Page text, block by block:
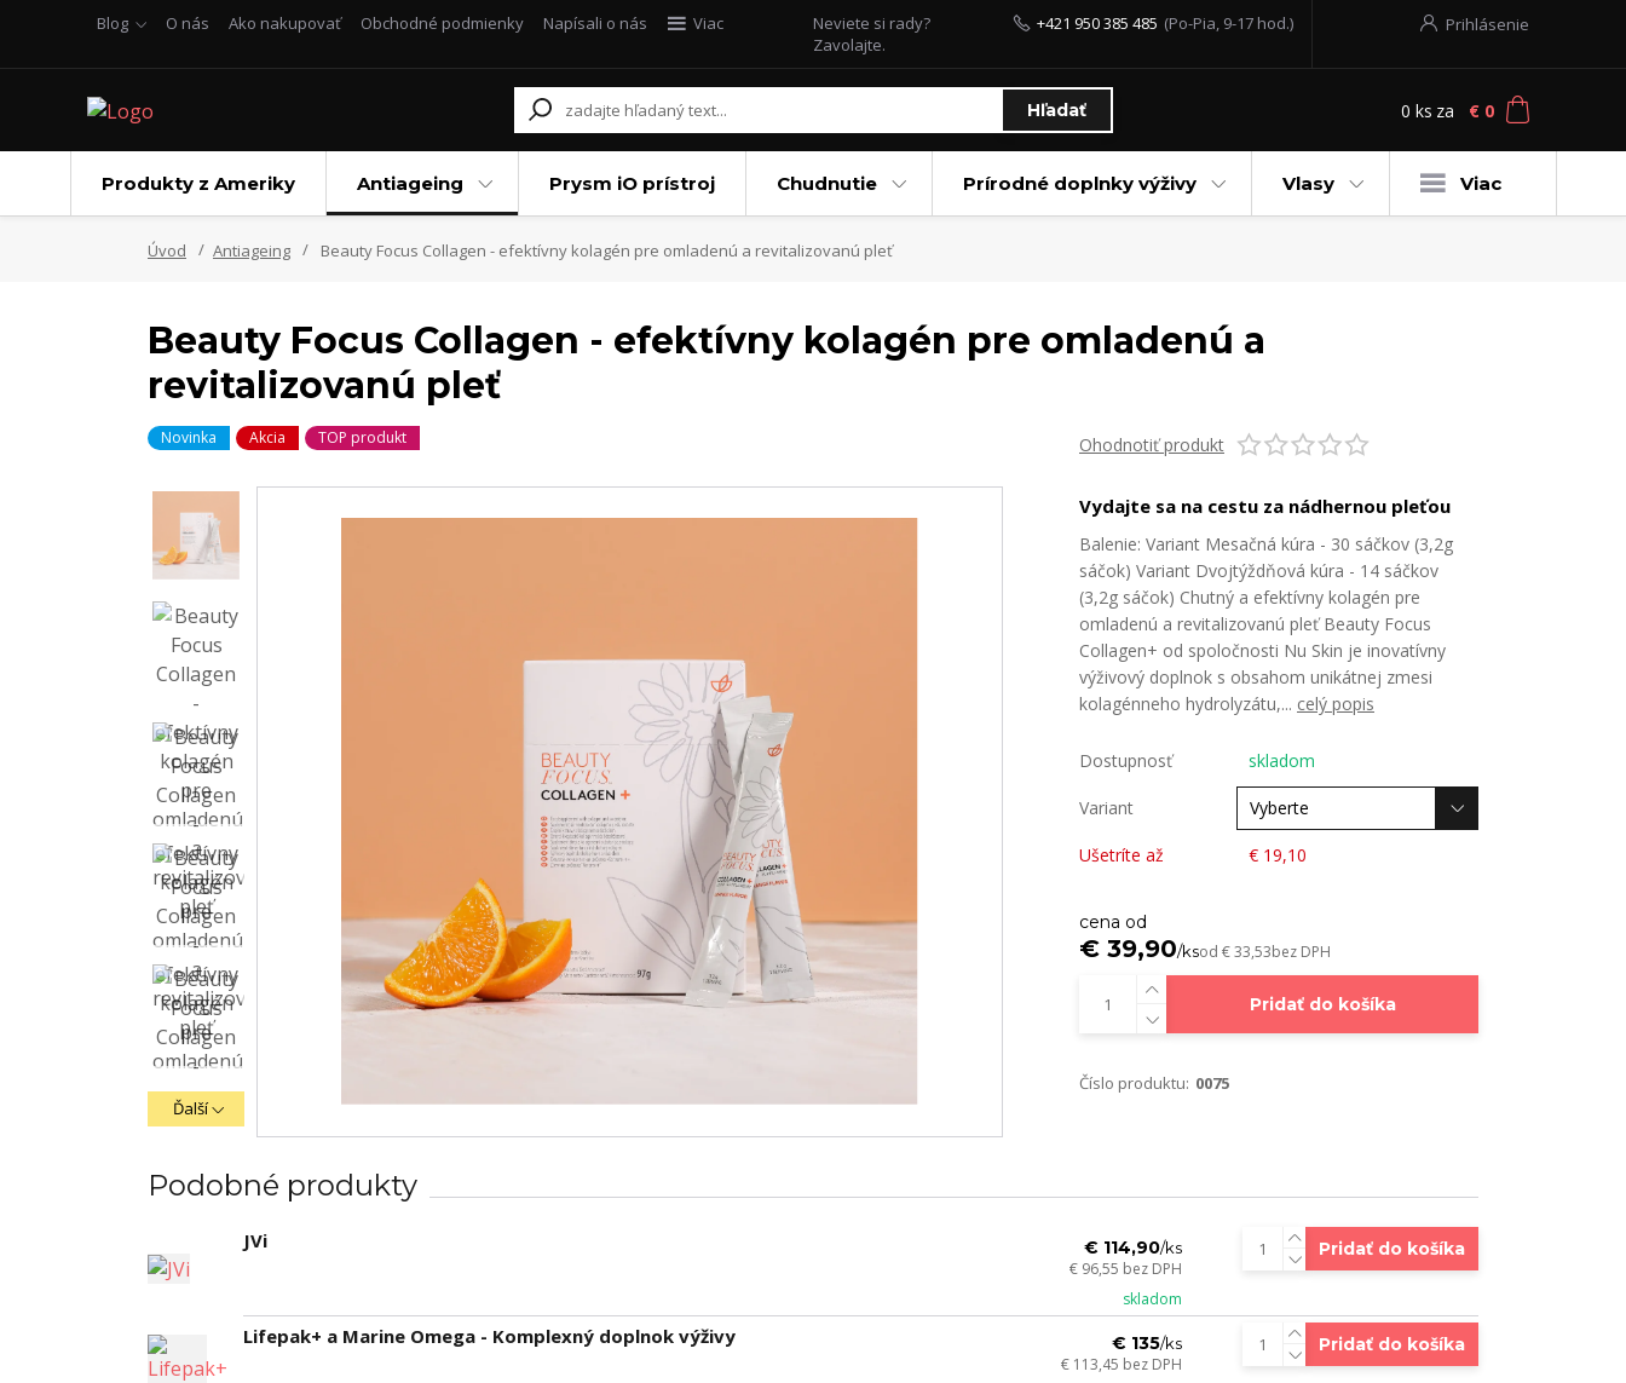
Blog O nás Ako nakupovať Obchodné podmienky Napísali o nás Viac Prihlásenie
Hľadať
Neviete si rady?
Zavolajte.
+421 950 385 485 (Po-Pia, 9-17 hod.)
0 ks za € 0
Produkty z Ameriky Antiageing Prysm iO prístroj Chudnutie Prírodné doplnky výživy Vlasy Viac
Úvod Antiageing Beauty Focus Collagen - efektívny kolagén pre omladenú a revitalizovanú pleť
Beauty Focus Collagen - efektívny kolagén pre omladenú a
revitalizovanú pleť
Novinka Akcia TOP produkt
Ďalší
Ohodnotiť produkt
Vydajte sa na cestu za nádhernou pleťou
Balenie: Variant Mesačná kúra - 30 sáčkov (3,2g
sáčok) Variant Dvojtýždňová kúra - 14 sáčkov
(3,2g sáčok) Chutný a efektívny kolagén pre
omladenú a revitalizovanú pleť Beauty Focus
Collagen+ od spoločnosti Nu Skin je inovatívny
výživový doplnok s obsahom unikátnej zmesi
kolagénneho hydrolyzátu,... celý popis
Dostupnosť skladom
Variant
Ušetríte až € 19,10
cena od
€ 39,90/ksod € 33,53bez DPH
Pridať do košíka
Číslo produktu: 0075
Podobné produkty
JVi € 114,90/ks
€ 96,55 bez DPH
skladom
Pridať do košíka
Lifepak+ a Marine Omega - Komplexný doplnok výživy € 135/ks
€ 113,45 bez DPH
Pridať do košíka